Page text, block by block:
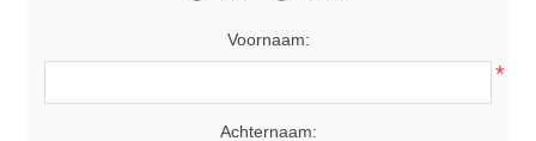
Voornaam:
*
Achternaam: